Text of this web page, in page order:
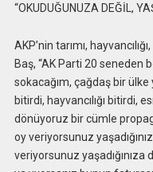
“OKUDUĞUNUZA DEĞİL,
AKP’nin tarımı,
Baş, “AK Parti 20 seneden
sokacağım, çağdaş bir ülke
bitirdi, hayvancılığı bitirdi,
dönüyoruz bir cümle
oy veriyorsunuz
veriyorsunuz yaşadığınıza